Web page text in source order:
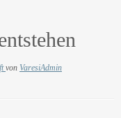
von VaresiAdmin